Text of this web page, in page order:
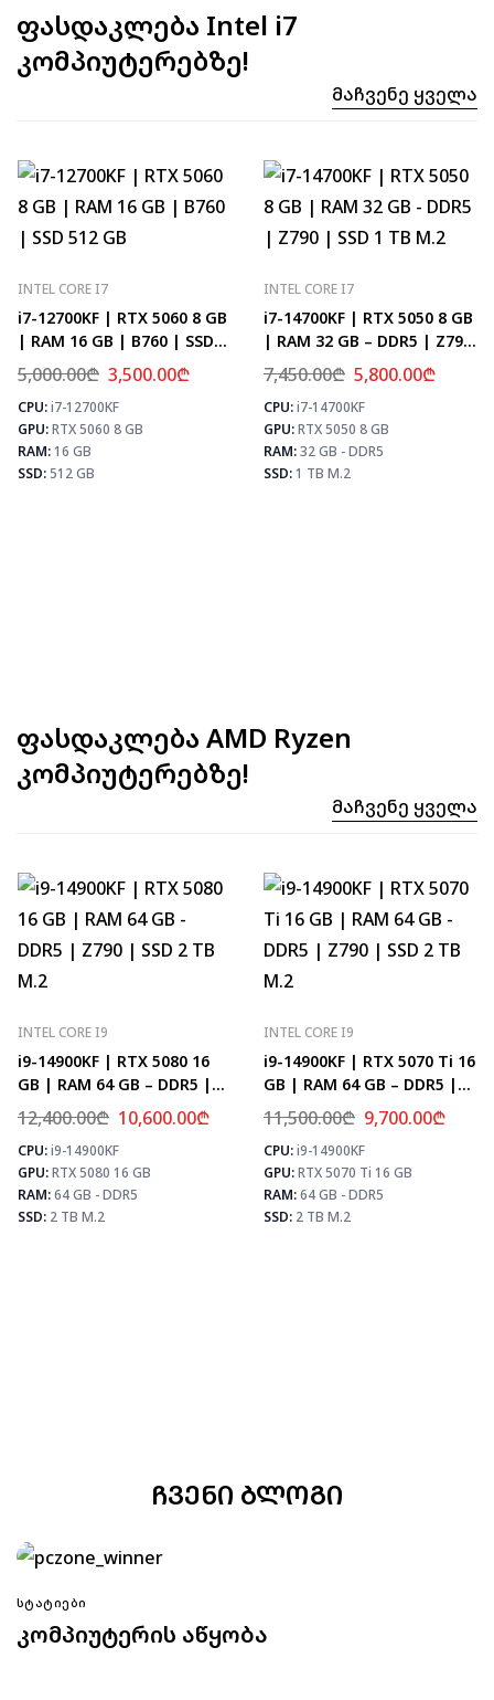
ფასდაკლება Intel i7
კომპიუტერებზე!
Მაჩვენე Ყველა
INTEL CORE I7
i7-12700KF | RTX 5060 8 GB
| RAM 16 GB | B760 | SSD
512 GB
5,000.00₾ 3,500.00₾
CPU:i7-12700KF
GPU:RTX 5060 8 GB
RAM:16 GB
SSD:512 GB
⚡ MAX FPS
CS2
331
PUBG
193
Fortnite
228
INTEL CORE I7
i7-14700KF | RTX 5050 8 GB
| RAM 32 GB – DDR5 | Z790
| SSD 1 TB M.2
7,450.00₾ 5,800.00₾
CPU:i7-14700KF
GPU:RTX 5050 8 GB
RAM:32 GB - DDR5
SSD:1 TB M.2
ფასდაკლება AMD Ryzen
კომპიუტერებზე!
Მაჩვენე Ყველა
INTEL CORE I9
i9-14900KF | RTX 5080 16
GB | RAM 64 GB – DDR5 |
Z790 | SSD 2 TB M.2
12,400.00₾ 10,600.00₾
CPU:i9-14900KF
GPU:RTX 5080 16 GB
RAM:64 GB - DDR5
SSD: 2 TB M.2
⚡ MAX FPS
CS2
504
PUBG
307
Fortnite
361
INTEL CORE I9
i9-14900KF | RTX 5070 Ti 16
GB | RAM 64 GB – DDR5 |
Z790 | SSD 2 TB M.2
11,500.00₾ 9,700.00₾
CPU:i9-14900KF
GPU:RTX 5070 Ti 16 GB
RAM:64 GB - DDR5
SSD: 2 TB M.2
ᲩᲕᲔᲜᲘ ᲑᲚᲝᲒᲘ
ᲡᲢᲐᲢᲘᲔᲑᲘ
კომპიუტერის აწყობა